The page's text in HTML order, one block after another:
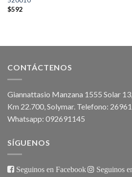
$592
CONTÁCTENOS
Giannattasio Manzana 1555 Solar
Km 22.700, Solymar. Telefono:
Whatsapp: 092691145
SÍGUENOS
Seguinos en Facebook Seguinos